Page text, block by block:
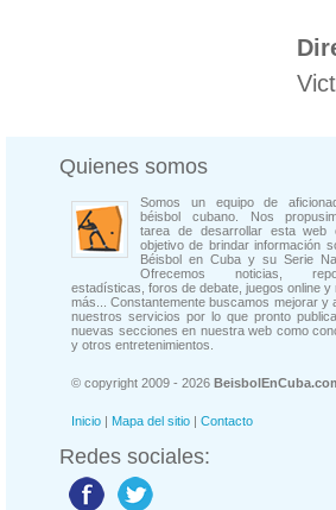
Quienes somos
Somos un equipo de
béisbol cubano. Nos
tarea de desarrollar esta web
objetivo de brindar información
Béisbol en Cuba y su Serie
Ofrecemos noticias,
estadísticas, foros de debate, juegos online y
más... Constantemente buscamos mejorar y
nuestros servicios por lo que pronto
nuevas secciones en nuestra web como
y otros entretenimientos.
© copyright 2009 - 2026
Inicio | Mapa del sitio | Contacto
Redes sociales: